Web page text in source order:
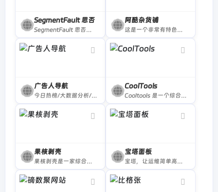
SegmentFault 思否
SegmentFault 思否是中国专业的开发者技术社区。
阿酷杂货铺
这是一个非常有特色的电脑爱好者网站，专注于推荐优秀软件、APP应用和互联网资源和技术教程，是电脑爱好者最佳的软件下载和学习交流场所，阿酷杂货铺让每一个用户都感受到互联网上一切美好事物，享受科技带来的乐趣。
广告人导航
今日热榜/大数据分析/PPT模板/设计导航/营销策略大全网址导航
CoolTools
Cooltools 是一个综合导航网站。这里面包含几百个热门的常用网站；还有专门的AI网站页面，包含了400+ AI工具；还有开发者常用网站集合；还有设计师常用网站集合。
果核剥壳
果核剥壳是一家综合科技站点...
宝塔面板
宝塔，让运维简单高效。面板支持Linux与Windows系统。一键配置：LAMP/LNMP、网站、数据库、FTP、SSL，通过Web端轻松管理服务器。